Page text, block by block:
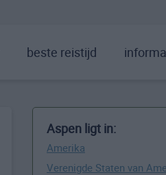
beste reistijd
Aspen ligt in:
Amerika
Verenigde Staten van